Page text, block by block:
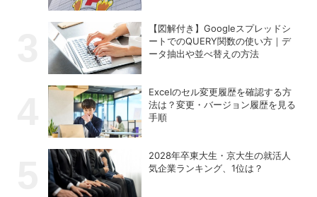
【図解付き】Googleスプレッドシ
ートでのQUERY関数の使い方｜デ
ータ抽出や並べ替えの方法
Excelのセル変更履歴を確認する方
法は？変更・バージョン履歴を見る
手順
2028年卒東大生・京大生の就活人
気企業ランキング、1位は？